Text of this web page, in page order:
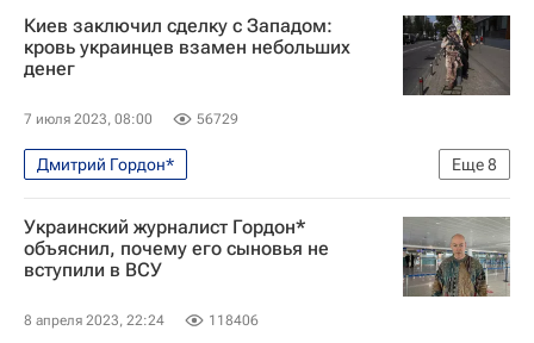
В мире
Киев заключил сделку с Западом:
кровь украинцев взамен небольших
денег
7 июля 2023, 08:00 56729
Еще8
Дмитрий Гордон*
Специальная военная операция на Украине
Аналитика
Киев Украина
Дмитрий Кулеба
Украинский журналист Гордон*
объяснил, почему его сыновья не
вступили в ВСУ
8 апреля 2023, 22:24 118406